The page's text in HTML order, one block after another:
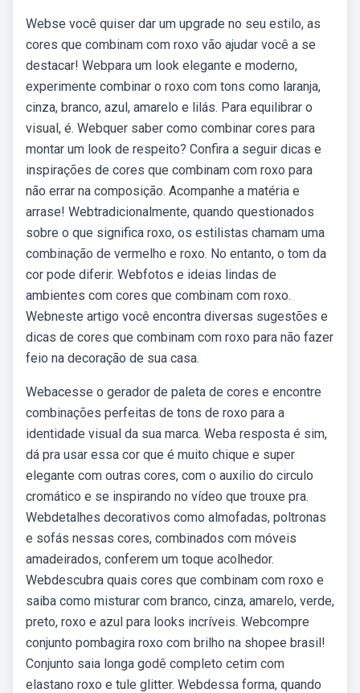
Webse você quiser dar um upgrade no seu estilo, as
cores que combinam com roxo vão ajudar você a se
destacar! Webpara um look elegante e moderno,
experimente combinar o roxo com tons como laranja,
cinza, branco, azul, amarelo e lilás. Para equilibrar o
visual, é. Webquer saber como combinar cores para
montar um look de respeito? Confira a seguir dicas e
inspirações de cores que combinam com roxo para
não errar na composição. Acompanhe a matéria e
arrase! Webtradicionalmente, quando questionados
sobre o que significa roxo, os estilistas chamam uma
combinação de vermelho e roxo. No entanto, o tom da
cor pode diferir. Webfotos e ideias lindas de
ambientes com cores que combinam com roxo.
Webneste artigo você encontra diversas sugestões e
dicas de cores que combinam com roxo para não fazer
feio na decoração de sua casa.
Webacesse o gerador de paleta de cores e encontre
combinações perfeitas de tons de roxo para a
identidade visual da sua marca. Weba resposta é sim,
dá pra usar essa cor que é muito chique e super
elegante com outras cores, com o auxilio do circulo
cromático e se inspirando no vídeo que trouxe pra.
Webdetalhes decorativos como almofadas, poltronas
e sofás nessas cores, combinados com móveis
amadeirados, conferem um toque acolhedor.
Webdescubra quais cores que combinam com roxo e
saiba como misturar com branco, cinza, amarelo, verde,
preto, roxo e azul para looks incríveis. Webcompre
conjunto pombagira roxo com brilho na shopee brasil!
Conjunto saia longa godê completo cetim com
elastano roxo e tule glitter. Webdessa forma, quando